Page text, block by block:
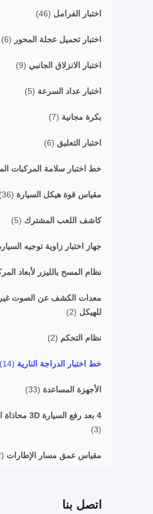
اختبار الفرامل (46)
اختبار تحميل عجلة المحور (6)
اختبار الانزلاق الجانبي (9)
اختبار عداد السرعة (5)
بكرة مجانية (7)
اختبار التعليق (6)
خط اختبار سلامة المركبات
مقياس قوة هيكل السيارة (36)
كاشف اللعب المشترك (5)
جهاز اختبار زاوية توجيه
نظام المسح بالليزر لأبعاد
معدات الكشف عن الصوت غير
للهيكل (2)
نظام التحكم (2)
خط اختبار الدراجة النارية (14)
الأجهزة المساعدة (33)
4 بعد رفع السيارة 3D محاذاة العجلات
(3)
مقياس عمق مسار الإطارات (2)
اتصل بنا